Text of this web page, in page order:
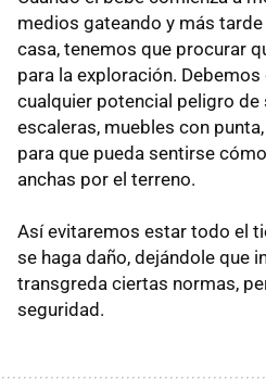
medios gateando y más
casa, tenemos que procurar
para la exploración.
cualquier potencial peligro de
escaleras, muebles con
para que pueda sentirse
anchas por el terreno.
Así evitaremos estar todo el
se haga daño, dejándole que
transgreda ciertas normas,
seguridad.